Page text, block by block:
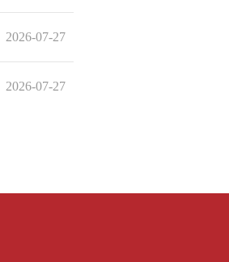
2026-07-27
2026-07-27